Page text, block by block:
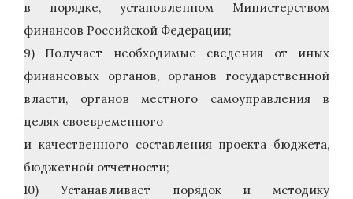
в порядке, установленном Министерством
финансов Российской Федерации;
9) Получает необходимые сведения от иных
финансовых органов, органов государственной
власти, органов местного самоуправления в
целях своевременного
и качественного составления проекта бюджета,
бюджетной отчетности;
10) Устанавливает порядок и методику